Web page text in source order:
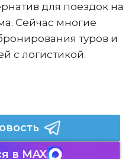
для поездок на
Сейчас многие
туров и
с логистикой.
в MAX